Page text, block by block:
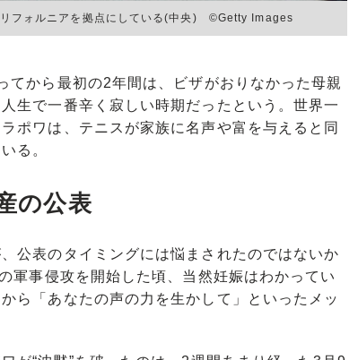
フォルニアを拠点にしている(中央) ©Getty Images
から最初の2年間は、ビザがおりなかった母親
生で一番辛く寂しい時期だったという。世界一
ポワは、テニスが家族に名声や富を与えると同
る。
の公表
公表のタイミングには悩まされたのではないか
軍事侵攻を開始した頃、当然妊娠はわかってい
ら「あなたの声の力を生かして」といったメッ